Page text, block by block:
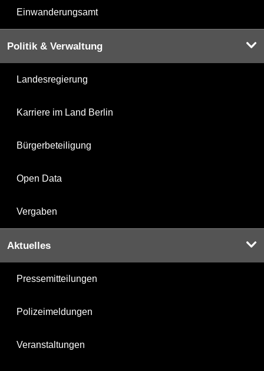
Einwanderungsamt
Politik & Verwaltung
Landesregierung
Karriere im Land Berlin
Bürgerbeteiligung
Open Data
Vergaben
Aktuelles
Pressemitteilungen
Polizeimeldungen
Veranstaltungen